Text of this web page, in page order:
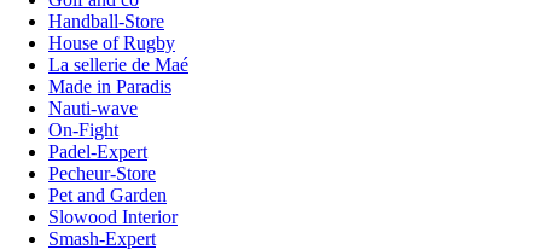
Handball-Store
House of Rugby
La sellerie de Maé
Made in Paradis
Nauti-wave
On-Fight
Padel-Expert
Pecheur-Store
Pet and Garden
Slowood Interior
Smash-Expert